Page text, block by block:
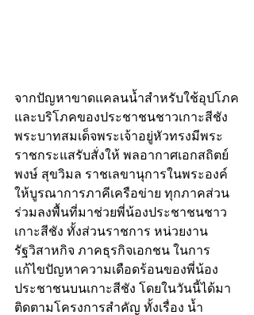
จากปัญหาขาดแคลนน้ำสำหรับใช้อุปโภค
และบริโภคของประชาชนชาวเกาะสีชัง
พระบาทสมเด็จพระเจ้าอยู่หัวทรงมีพระ
ราชกระแสรับสั่งให้ พลอากาศเอกสถิตย์
พงษ์ สุขวิมล ราชเลขานุการในพระองค์
ให้บูรณาการภาคีเครือข่าย ทุกภาคส่วน
ร่วมลงพื้นที่มาช่วยพี่น้องประชาชนชาว
เกาะสีชัง ทั้งส่วนราชการ หน่วยงาน
รัฐวิสาหกิจ ภาคธุรกิจเอกชน ในการ
แก้ไขปัญหาความเดือดร้อนของพี่น้อง
ประชาชนบนเกาะสีชัง โดยในวันนี้ได้มา
ติดตามโครงการสำคัญ ทั้งเรื่อง น้ำ